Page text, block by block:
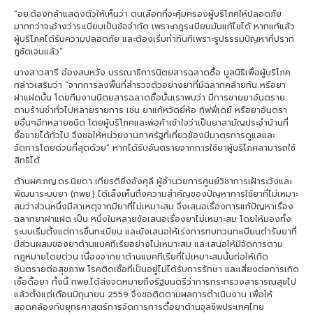
“อย.ต้องกล้าแสดงตัวให้เห็นว่า ตนเลือกที่จะคุ้มครองผู้บริโภคให้ปลอดภัย
มากกว่าจะอ้างว่าระเบียบเป็นข้อจำกัด เพราะกฎระเบียบมันแก้ไขได้ หากแก้แล้ว
ผู้บริโภคได้รับความปลอดภัย และต้องเริ่มทำทันทีเพราะรูปธรรมปัญหาที่ปราก
ฎชัดเจนแล้ว”
นางสาวสารี อ๋องสมหวัง บรรณาธิการนิตยสารฉลาดซื้อ มูลนิธิเพื่อผู้บริโภค
กล่าวเสริมว่า “จากการลงพื้นที่สำรวจตัวอย่างยาที่มีฉลากคล้ายกัน หรือยา
ฝาแฝดนั้น โดยทีมงานนิตยสารฉลาดซื้อนั้นเราพบว่า มีการขายยาอันตราย
ตามร้านชำทั่วไปหลายรายการ เช่น ยาแก้หวัดยี่ห้อ ทิฟฟี่เดย์ หรือยาอันตรา
ยอื่นๆอีกหลายชนิด โดยผู้บริโภคและพ่อค้าเข้าใจว่าเป็นยาสามัญประจำบ้านที่
ซื้อขายได้ทั่วไป จึงขอให้หน่วยงานภาครัฐที่เกี่ยวข้องมีมาตรการดูแลและ
จัดการโดยด่วนที่สุดด้วย” หากได้รับอันตรายจากการใช้ยาผู้บริโภคสามารถใช้
สิทธิได้
ด้านผศ.ภญ.ดร.นิยดา เกียรติยิ่งอังศุลี ผู้อำนวยการศูนย์วิชาการเฝ้าระวังและ
พัฒนาระบบยา (กพย.) ได้เล็งเห็นถึงความสำคัญของปัญหาการใช้ยาที่ไม่เหมาะ
สมว่าส่วนหนึ่งมีสาเหตุจากมียาที่ไม่เหมาะสม จึงเสนอเรื่องการแก้ปัญหาเรื่อง
ฉลากยาฝาแฝด เป็น หนึ่งในหลายข้อเสนอเรื่องยาไม่เหมาะสม โดยให้มองทั้ง
ระบบเริ่มตั้งแต่การขึ้นทะเบียน และยังเสนอให้เร่งการทบทวนทะเบียนตำรับยาที่
มีส่วนผสมของยาต้านแบคทีเรียอย่างไม่เหมาะสม และเสนอให้มีจัดการตาม
กฎหมายโดยด่วน เนื่องจากยาต้านแบคทีเรียที่ไม่เหมาะสมนั้นก่อให้เกิด
อันตรายต่อสุขภาพ โรคติดเชื้อที่เป็นอยู่ไม่ได้รับการรักษา และเสี่ยงต่อการเกิด
เชื้อดื้อยา ทั้งนี้ กพย.ได้ส่งจดหมายถึงรัฐมนตรีว่าการกระทรวงสาธารณสุขไป
แล้วตั้งแต่เดือนมิถุนายน 2559 จึงขอติดตามผลการดำเนินงาน เพื่อให้
สอดคล้องกับยุทธศาสตร์การจัดการการดื้อยาต้านจุลชีพประเทศไทย